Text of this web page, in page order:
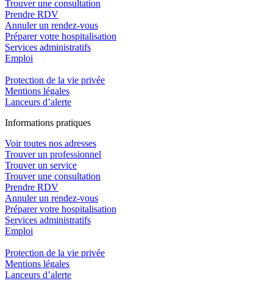
Trouver une consultation
Prendre RDV
Annuler un rendez-vous
Préparer votre hospitalisation
Services administratifs
Emploi​
Protection de la vie privée
Mentions légales
Lanceurs d’alerte
Informations pratiques
Voir toutes nos adresses
Trouver un professionnel
Trouver un service
Trouver une consultation
Prendre RDV
Annuler un rendez-vous
Préparer votre hospitalisation
Services administratifs
Emploi​
Protection de la vie privée
Mentions légales
Lanceurs d’alerte